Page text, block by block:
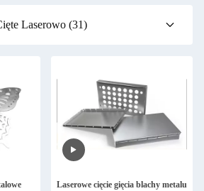
Laserowo (31)
Laserowe cięcie gięcia blachy metalu